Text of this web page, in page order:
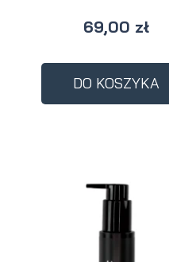
69,00 zł
DO KOSZYKA